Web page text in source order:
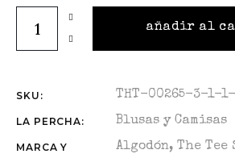
añadir al
SKU: THT-00265-3-1-
LA PERCHA: Blusas y Camisas
MARCA Y
Algodón,The Tee